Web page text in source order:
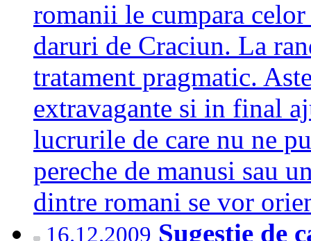
romanii le cumpara
daruri de Craciun. La
tratament pragmatic.
extravagante si in final
lucrurile de care nu ne
pereche de manusi sau
dintre romani se vor
16.12.2009 Sugestie de